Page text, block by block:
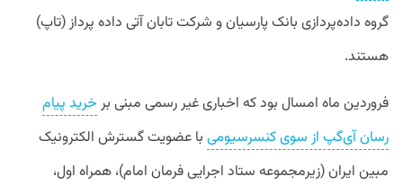
گروه داده‌پردازی بانک پارسیان و شرکت تابان آتی داده پرداز (تاپ)
هستند.
فروردین ماه امسال بود که اخباری غیر رسمی مبنی بر خرید پیام
رسان آی‌گپ از سوی کنسرسیومی با عضویت گسترش الکترونیک
مبین ایران (زیرمجموعه ستاد اجرایی فرمان امام)، همراه اول،